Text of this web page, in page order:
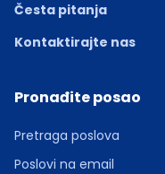
Česta pitanja
Kontaktirajte nas
Pronađite posao
Pretraga poslova
Poslovi na email